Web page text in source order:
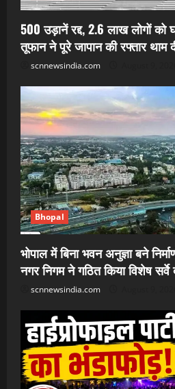
500 उड़ानें रद्द, 2.6 लाख लोगों
तूफान ने पूरे जापान की रफ्तार थाम
scnnewsindia.com
Bhopal
भोपाल में बिना भवन अनुज्ञा बने
नगर निगम ने गठित किया विशेष
scnnewsindia.com